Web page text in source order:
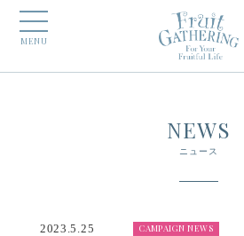
MENU
NEWS
ニュース
2023.5.25 CAMPAIGN NEWS